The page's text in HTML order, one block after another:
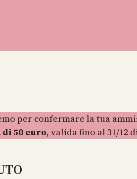
per confermare la tua
50 euro, valida fino al 31/12